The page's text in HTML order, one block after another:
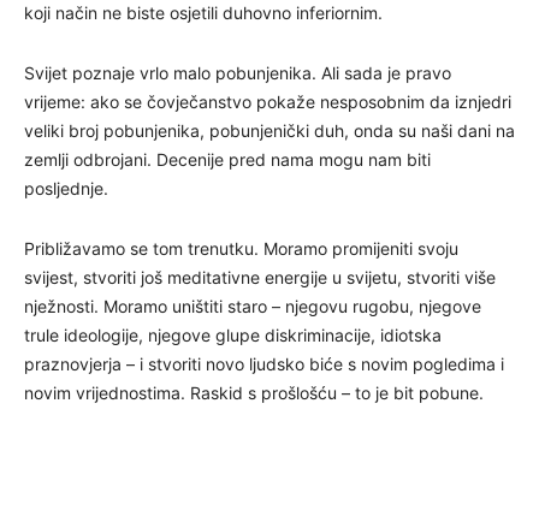
koji način ne biste osjetili duhovno inferiornim.
Svijet poznaje vrlo malo pobunjenika. Ali sada je pravo
vrijeme: ako se čovječanstvo pokaže nesposobnim da iznjedri
veliki broj pobunjenika, pobunjenički duh, onda su naši dani na
zemlji odbrojani. Decenije pred nama mogu nam biti
posljednje.
Približavamo se tom trenutku. Moramo promijeniti svoju
svijest, stvoriti još meditativne energije u svijetu, stvoriti više
nježnosti. Moramo uništiti staro – njegovu rugobu, njegove
trule ideologije, njegove glupe diskriminacije, idiotska
praznovjerja – i stvoriti novo ljudsko biće s novim pogledima i
novim vrijednostima. Raskid s prošlošću – to je bit pobune.